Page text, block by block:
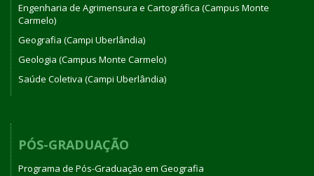
Engenharia de Agrimensura e Cartográfica (Campus Monte
Carmelo)
Geografia (Campi Uberlândia)
Geologia (Campus Monte Carmelo)
Saúde Coletiva (Campi Uberlândia)
PÓS-GRADUAÇÃO
Programa de Pós-Graduação em Geografia